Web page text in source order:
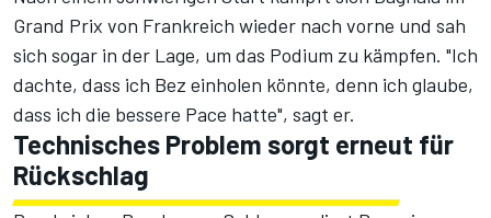
Grand Prix von Frankreich wieder nach vorne und sah
sich sogar in der Lage, um das Podium zu kämpfen. "Ich
dachte, dass ich Bez einholen könnte, denn ich glaube,
dass ich die bessere Pace hatte", sagt er.
Technisches Problem sorgt erneut für
Rückschlag